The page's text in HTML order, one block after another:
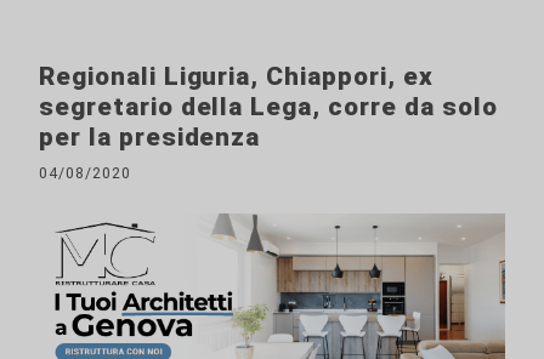
Regionali Liguria, Chiappori, ex
segretario della Lega, corre da solo
per la presidenza
04/08/2020